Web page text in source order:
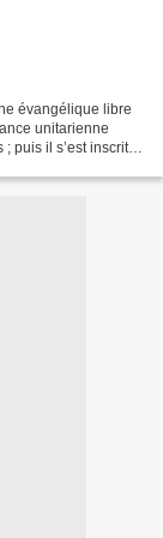
évangélique libre
unitarienne
puis il s’est inscrit à